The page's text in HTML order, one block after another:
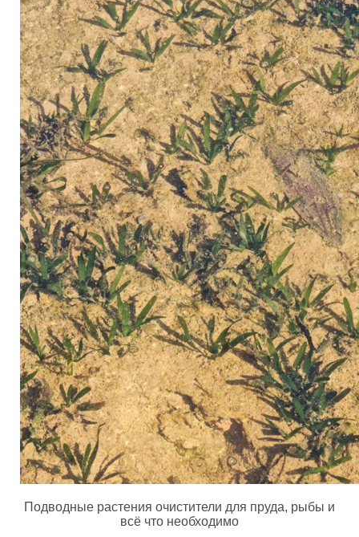
Подводные растения очистители для пруда, рыбы и
всё что необходимо